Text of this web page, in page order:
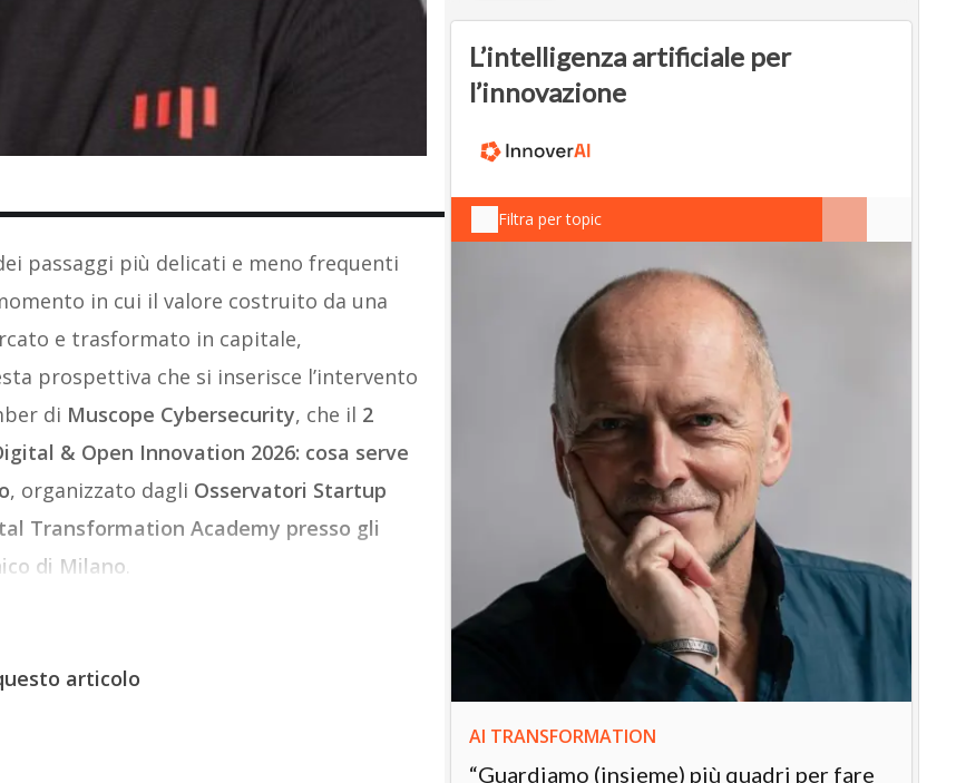
passaggi più delicati e meno frequenti
in cui il valore costruito da una
e trasformato in capitale,
prospettiva che si inserisce l’intervento
di Muscope Cybersecurity, che il 2
& Open Innovation 2026: cosa serve
, organizzato dagli Osservatori Startup
Transformation Academy presso gli
di Milano.
articolo
L’intelligenza artificiale per
l’innovazione
Filtra per topic
AI TRANSFORMATION
“Guardiamo (insieme) più quadri per fare